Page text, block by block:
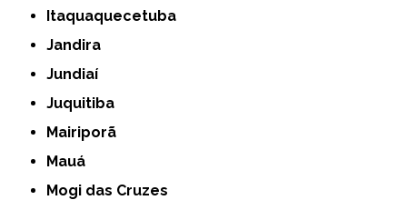
Itaquaquecetuba
Jandira
Jundiaí
Juquitiba
Mairiporã
Mauá
Mogi das Cruzes